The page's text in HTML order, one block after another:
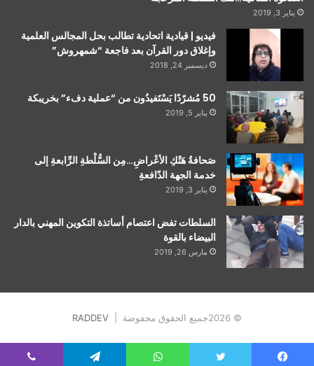
يناير 3, 2019
فيديو | قيادية اتحادية تطالب بحل المجالس العلمية
وإغلاق دور القرآن بعد فاجعة “شمهروش”
ديسمبر 24, 2018
50 مُشرّدًا يَسْتَفيدُون من “عملية دفء” بخريبكة
يناير 5, 2019
صَحافةُ هَتْكِ الأعْراضِ…مِن السُّلْطةِ الرِّابعةِ إلى
خدمة الجهة الدّافعةِ
يناير 3, 2019
السلطات تفض اعتصام أساتذة التكوين المهني بالدار
البيضاء بالقوة
مارس 26, 2019
© 2026جميع الحقوق محفوضة | RADDEV